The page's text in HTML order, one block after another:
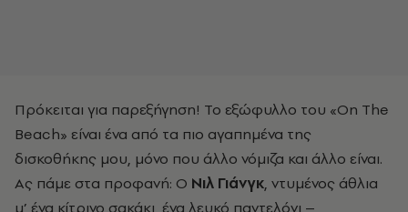
Πρόκειται για παρεξήγηση! Το εξώφυλλο του «On The
Beach» είναι ένα από τα πιο αγαπημένα της
δισκοθήκης μου, μόνο που άλλο νόμιζα και άλλο είναι.
Ας πάμε στα προφανή: Ο Νιλ Γιάνγκ, ντυμένος άθλια
μ’ ένα κίτρινο σακάκι, ένα λευκό παντελόνι –